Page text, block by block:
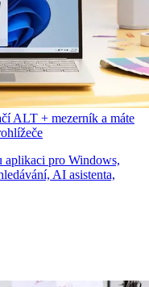
ALT + mezerník a máte
aplikaci pro Windows,
AI asistenta,